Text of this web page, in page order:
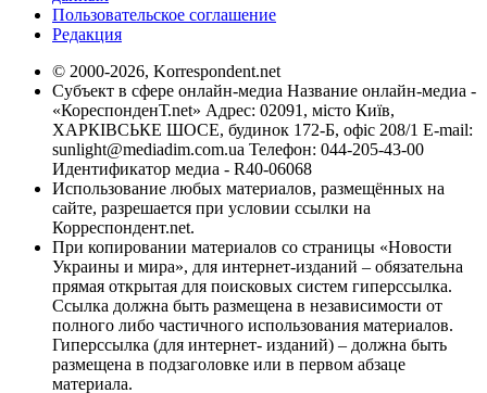
Пользовательское соглашение
Редакция
© 2000-2026, Korrespondent.net
Субъект в сфере онлайн-медиа Название онлайн-медиа -
«КореспонденТ.net» Адрес: 02091, місто Київ,
ХАРКІВСЬКЕ ШОСЕ, будинок 172-Б, офіс 208/1 E-mail:
sunlight@mediadim.com.ua Телефон: 044-205-43-00
Идентификатор медиа - R40-06068
Использование любых материалов, размещённых на
сайте, разрешается при условии ссылки на
Корреспондент.net.
При копировании материалов со страницы «Новости
Украины и мира», для интернет-изданий – обязательна
прямая открытая для поисковых систем гиперссылка.
Ссылка должна быть размещена в независимости от
полного либо частичного использования материалов.
Гиперссылка (для интернет- изданий) – должна быть
размещена в подзаголовке или в первом абзаце
материала.